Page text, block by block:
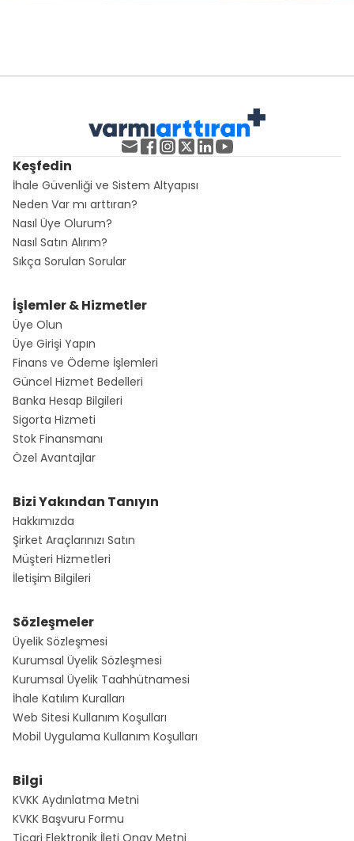
Keşfedin
İhale Güvenliği ve Sistem Altyapısı
Neden Var mı arttıran?
Nasıl Üye Olurum?
Nasıl Satın Alırım?
Sıkça Sorulan Sorular
İşlemler & Hizmetler
Üye Olun
Üye Girişi Yapın
Finans ve Ödeme İşlemleri
Güncel Hizmet Bedelleri
Banka Hesap Bilgileri
Sigorta Hizmeti
Stok Finansmanı
Özel Avantajlar
Bizi Yakından Tanıyın
Hakkımızda
Şirket Araçlarınızı Satın
Müşteri Hizmetleri
İletişim Bilgileri
Sözleşmeler
Üyelik Sözleşmesi
Kurumsal Üyelik Sözleşmesi
Kurumsal Üyelik Taahhütnamesi
İhale Katılım Kuralları
Web Sitesi Kullanım Koşulları
Mobil Uygulama Kullanım Koşulları
Bilgi
KVKK Aydınlatma Metni
KVKK Başvuru Formu
Ticari Elektronik İleti Onay Metni